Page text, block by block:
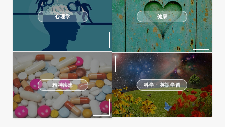
心理学 健康
精神疾患 科学・英語学習